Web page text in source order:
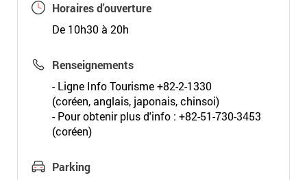
Horaires d'ouverture
De 10h30 à 20h
Renseignements
- Ligne Info Tourisme +82-2-1330
(coréen, anglais, japonais, chinsoi)
- Pour obtenir plus d'info : +82-51-730-3453
(coréen)
Parking